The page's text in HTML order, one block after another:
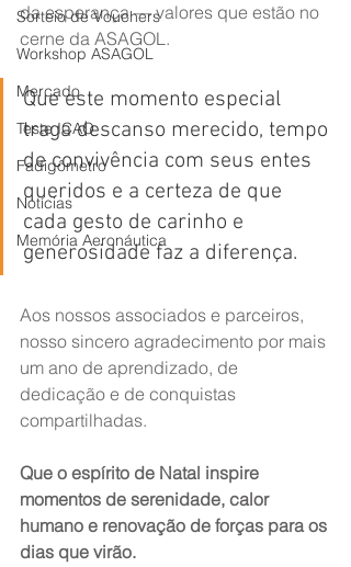
Sorteio de Vouchers
Workshop ASAGOL
Mercado
Teste ICAO
Fadigômetro
Notícias
Memória Aeronáutica
da esperança — valores que estão no
cerne da ASAGOL.
Que este momento especial
traga descanso merecido, tempo
de convivência com seus entes
queridos e a certeza de que
cada gesto de carinho e
generosidade faz a diferença.
Aos nossos associados e parceiros,
nosso sincero agradecimento por mais
um ano de aprendizado, de
dedicação e de conquistas
compartilhadas.
Que o espírito de Natal inspire
momentos de serenidade, calor
humano e renovação de forças para os
dias que virão.